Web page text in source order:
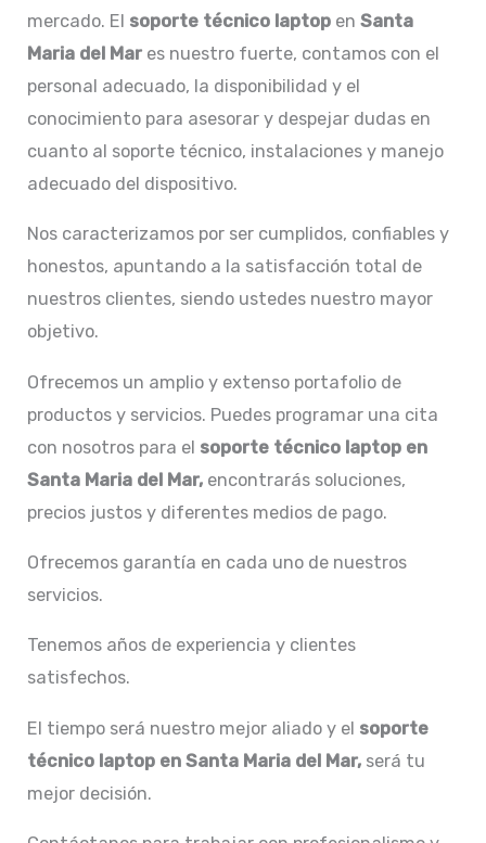
mercado. El soporte técnico laptop enSanta
Maria del Mar es nuestro fuerte, contamos con el
personal adecuado, la disponibilidad y el
conocimiento para asesorar y despejar dudas en
cuanto al soporte técnico, instalaciones y manejo
adecuado del dispositivo.
Nos caracterizamos por ser cumplidos, confiables y
honestos, apuntando a la satisfacción total de
nuestros clientes, siendo ustedes nuestro mayor
objetivo.
Ofrecemos un amplio y extenso portafolio de
productos y servicios. Puedes programar una cita
con nosotros para el soporte técnico laptop en
Santa Maria del Mar, encontrarás soluciones,
precios justos y diferentes medios de pago.
Ofrecemos garantía en cada uno de nuestros
servicios.
Tenemos años de experiencia y clientes
satisfechos.
El tiempo será nuestro mejor aliado y el soporte
técnico laptop en Santa Maria del Mar, será tu
mejor decisión.